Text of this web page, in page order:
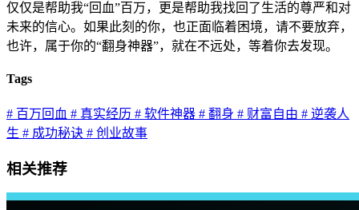
仅仅是帮助我“回血”百万，更是帮助我找回了生活的尊严和对
未来的信心。如果此刻的你，也正面临着困境，请不要放弃，
也许，属于你的“翻身神器”，就在不远处，等着你去发现。
Tags
# 百万回血 # 真实经历 # 软件神器 # 翻身 # 财富自由 # 逆袭人
生 # 成功秘诀 # 创业故事
相关推荐